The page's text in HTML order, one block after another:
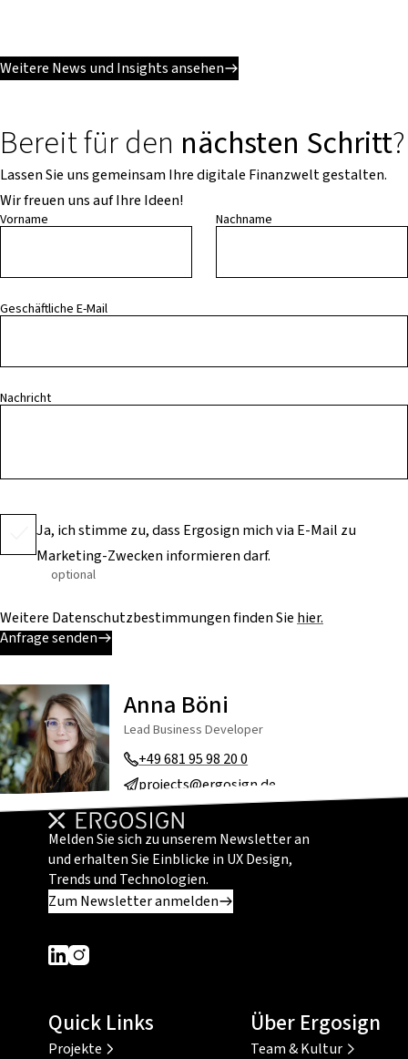
Weitere News und Insights ansehen
Bereit für den nächsten Schritt?
Lassen Sie uns gemeinsam Ihre digitale Finanzwelt gestalten.
Wir freuen uns auf Ihre Ideen!
Vorname Nachname
Geschäftliche E-Mail
Nachricht
Ja, ich stimme zu, dass Ergosign mich via E-Mail zu
Marketing-Zwecken informieren darf.
optional
Weitere Datenschutzbestimmungen finden Sie hier.
Anfrage senden
Anna Böni
Lead Business Developer
+49 681 95 98 20 0
projects@ergosign.de
Melden Sie sich zu unserem Newsletter an
und erhalten Sie Einblicke in UX Design,
Trends und Technologien.
Zum Newsletter anmelden
Dieser Link führt zu einer externen Seite
Dieser Link führt zu einer externen Seite
Quick Links
Projekte
Über Ergosign
Team & Kultur